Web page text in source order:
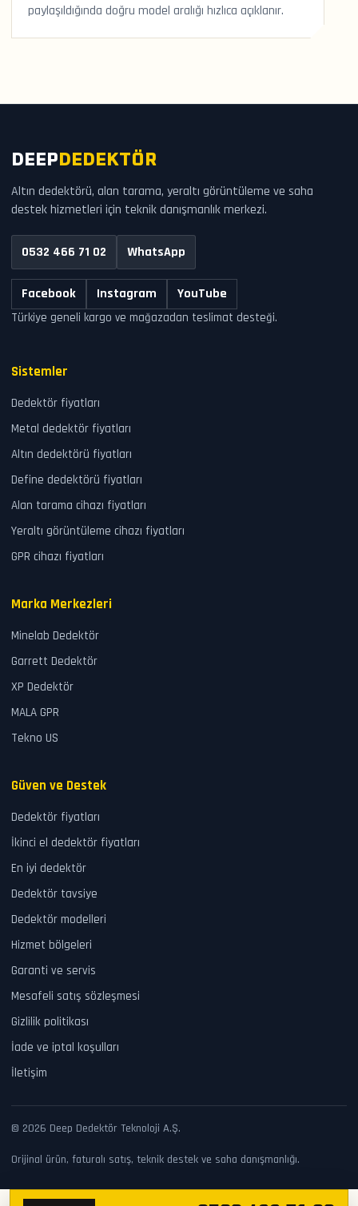
paylaşıldığında doğru model aralığı hızlıca açıklanır.
DEEP DEDEKTÖR
Altın dedektörü, alan tarama, yeraltı görüntüleme ve saha
destek hizmetleri için teknik danışmanlık merkezi.
0532 466 71 02 WhatsApp
Facebook Instagram YouTube
Türkiye geneli kargo ve mağazadan teslimat desteği.
Sistemler
Dedektör fiyatları
Metal dedektör fiyatları
Altın dedektörü fiyatları
Define dedektörü fiyatları
Alan tarama cihazı fiyatları
Yeraltı görüntüleme cihazı fiyatları
GPR cihazı fiyatları
Marka Merkezleri
Minelab Dedektör
Garrett Dedektör
XP Dedektör
MALA GPR
Tekno US
Güven ve Destek
Dedektör fiyatları
İkinci el dedektör fiyatları
En iyi dedektör
Dedektör tavsiye
Dedektör modelleri
Hizmet bölgeleri
Garanti ve servis
Mesafeli satış sözleşmesi
Gizlilik politikası
İade ve iptal koşulları
İletişim
© 2026 Deep Dedektör Teknoloji A.Ş.
Orijinal ürün, faturalı satış, teknik destek ve saha danışmanlığı.